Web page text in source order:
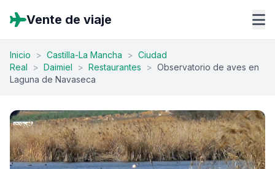
Vente de viaje
Inicio > Castilla-La Mancha > Ciudad
Real
> Daimiel > Restaurantes > Observatorio de aves en
Laguna de Navaseca